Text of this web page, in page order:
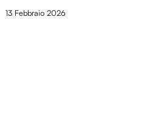
13 Febbraio 2026